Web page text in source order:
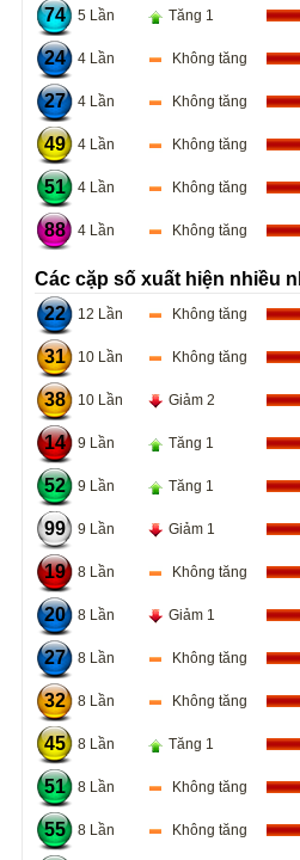
74 5 Lần Tăng 1
24 4 Lần Không tăng
27 4 Lần Không tăng
49 4 Lần Không tăng
51 4 Lần Không tăng
88 4 Lần Không tăng
Các cặp số xuất hiện nhiều
22
12 Lần Không tăng
31 10 Lần Không tăng
38 10 Lần Giảm 2
14 9 Lần Tăng 1
52 9 Lần Tăng 1
99 9 Lần Giảm 1
19 8 Lần Không tăng
20 8 Lần Giảm 1
27 8 Lần Không tăng
32 8 Lần Không tăng
45 8 Lần Tăng 1
51 8 Lần Không tăng
55 8 Lần Không tăng